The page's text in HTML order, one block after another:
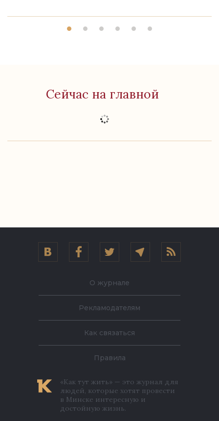
Сейчас на главной
«Как тут жить» — это журнал для
людей, которые хотят провести
в Минске интересную и
достойную жизнь.
О журнале
Рекламодателям
Как связаться
Правила